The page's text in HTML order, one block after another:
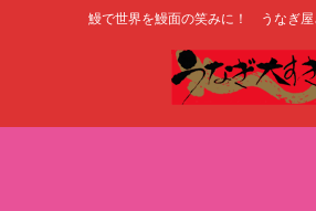
鰻で世界を鰻面の笑みに！ うなぎ屋